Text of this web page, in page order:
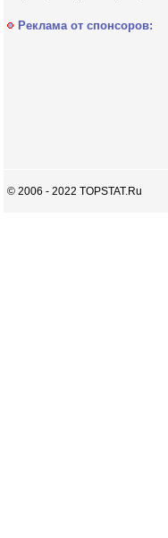
Реклама от спонсоров:
© 2006 - 2022 TOPSTAT.Ru